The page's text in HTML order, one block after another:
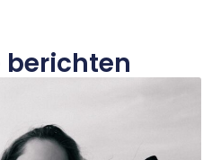
berichten